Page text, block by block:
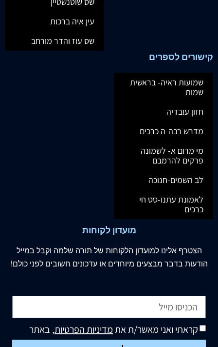
עין איה ברכות
שס עוז והדר מורחב
קישורים לספרים
שמועות ראיה- בראשית
שמות
חזון עובדיה
מדרש רבה-ה כרכים
מי מרום א- לשמונה
פרקים להרמבם
לב השמים-חנוכה
לאמונת עתנו-סט חי
כרכים
מועדון לקוחות
הצטרף אלינו למועדון הלקוחות של תורה שלמה וקבל במייל
הודעות בדבר מבצעים מיוחדים או עדכונים חשובים לפני כולם!
קראתי ואני מאשר/ת אתמדיניות הפרטיות, באתר